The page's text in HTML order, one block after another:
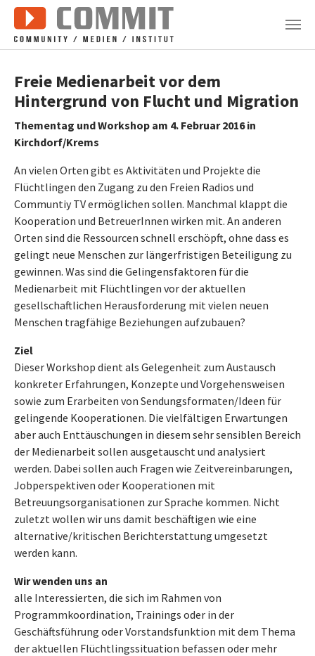
Zum Hauptinhalt springen
Freie Medienarbeit vor dem
Hintergrund von Flucht und Migration
Thementag und Workshop am 4. Februar 2016 in
Kirchdorf/Krems
An vielen Orten gibt es Aktivitäten und Projekte die
Flüchtlingen den Zugang zu den Freien Radios und
Communtiy TV ermöglichen sollen. Manchmal klappt die
Kooperation und BetreuerInnen wirken mit. An anderen
Orten sind die Ressourcen schnell erschöpft, ohne dass es
gelingt neue Menschen zur längerfristigen Beteiligung zu
gewinnen. Was sind die Gelingensfaktoren für die
Medienarbeit mit Flüchtlingen vor der aktuellen
gesellschaftlichen Herausforderung mit vielen neuen
Menschen tragfähige Beziehungen aufzubauen?
Ziel
Dieser Workshop dient als Gelegenheit zum Austausch
konkreter Erfahrungen, Konzepte und Vorgehensweisen
sowie zum Erarbeiten von Sendungsformaten/Ideen für
gelingende Kooperationen. Die vielfältigen Erwartungen
aber auch Enttäuschungen in diesem sehr sensiblen Bereich
der Medienarbeit sollen ausgetauscht und analysiert
werden. Dabei sollen auch Fragen wie Zeitvereinbarungen,
Jobperspektiven oder Kooperationen mit
Betreuungsorganisationen zur Sprache kommen. Nicht
zuletzt wollen wir uns damit beschäftigen wie eine
alternative/kritischen Berichterstattung umgesetzt
werden kann.
Wir wenden uns an
alle Interessierten, die sich im Rahmen von
Programmkoordination, Trainings oder in der
Geschäftsführung oder Vorstandsfunktion mit dem Thema
der aktuellen Flüchtlingssituation befassen oder mehr